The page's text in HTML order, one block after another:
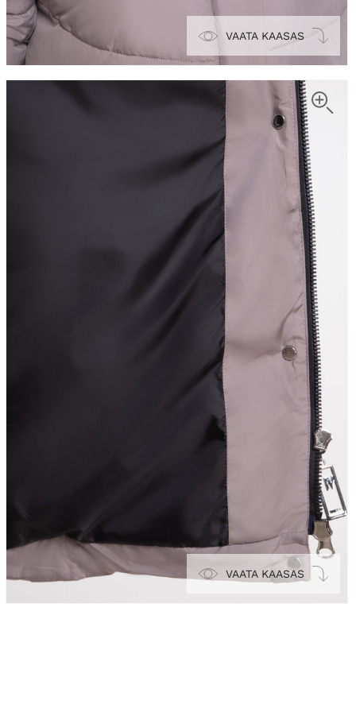
VAATA KAASAS
VAATA KAASAS